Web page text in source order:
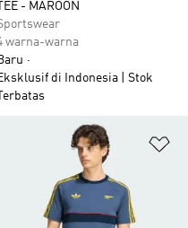
TEE - MAROON
warna-warna
di Indonesia | Stok
Terbatas
ke Wishlist